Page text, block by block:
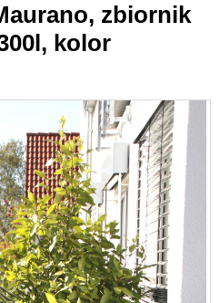
zbiornik
kolor